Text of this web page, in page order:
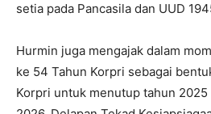
setia pada Pancasila dan UUD
Hurmin juga mengajak dalam
ke 54 Tahun Korpri sebagai
Korpri untuk menutup tahun